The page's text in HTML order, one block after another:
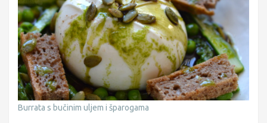
Burrata s bučinim uljem i šparogama